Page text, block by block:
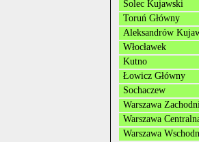
Solec Kujawski
Toruń Główny
Aleksandrów
Włocławek
Kutno
Łowicz Główny
Sochaczew
Warszawa
Warszawa
Warszawa